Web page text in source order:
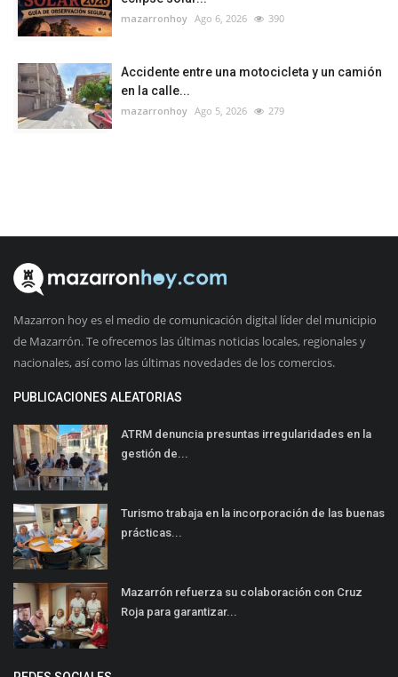
mazarronhoy Ago 6, 2026 390
Accidente entre una motocicleta y un camión
en la calle...
mazarronhoy Ago 5, 2026 279
Mazarron hoy es el medio de comunicación digital líder del municipio
de Mazarrón. Te ofrecemos las últimas noticias locales, regionales y
nacionales, así como las últimas novedades de los comercios.
PUBLICACIONES ALEATORIAS
ATRM denuncia presuntas irregularidades en la
gestión de...
Turismo trabaja en la incorporación de las buenas
prácticas...
Mazarrón refuerza su colaboración con Cruz
Roja para garantizar...